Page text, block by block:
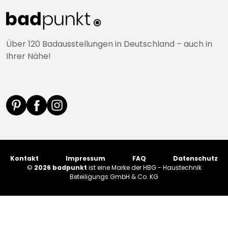
Über 120 Badausstellungen in Deutschland – auch in
Ihrer Nähe!
© 2026 badpunkt ist eine Marke der HBG - Haustechnik
Beteiligungs GmbH & Co. KG
Kontakt Impressum FAQ Datenschutz